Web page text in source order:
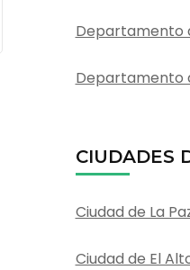
Departamento
Departamento
CIUDADES
Ciudad de La
Ciudad de El